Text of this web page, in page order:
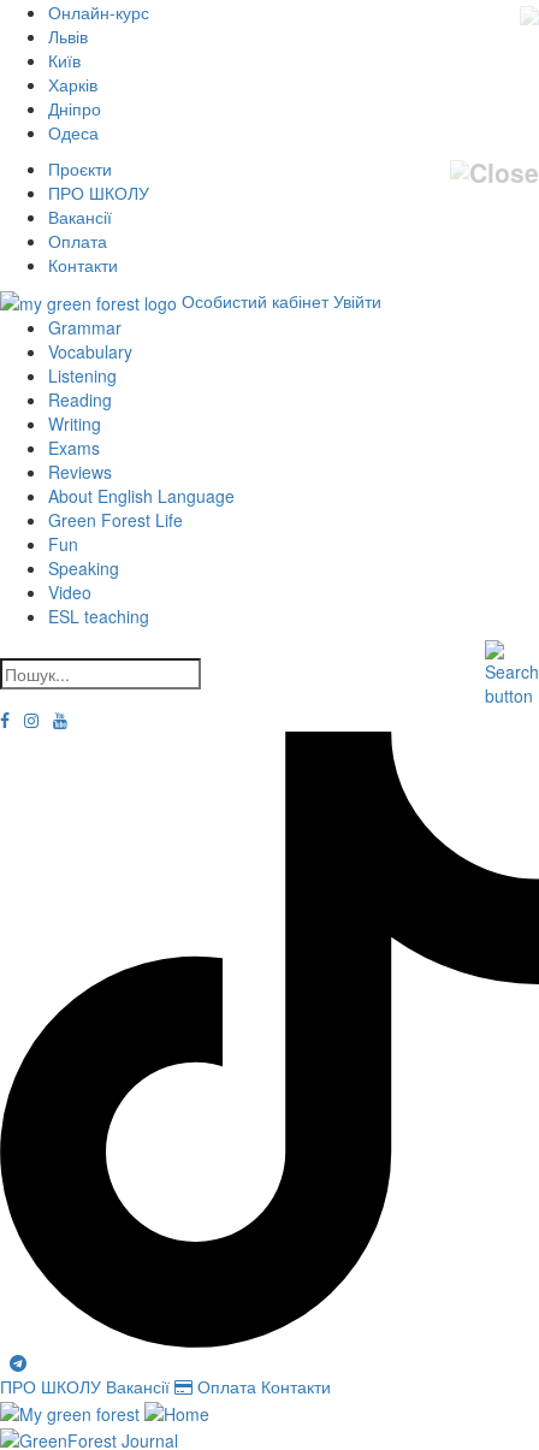
Онлайн-курс
Львів
Київ
Харків
Дніпро
Одеса
Проєкти
ПРО ШКОЛУ
Вакансії
Оплата
Контакти
Особистий кабінет Увійти
Grammar
Vocabulary
Listening
Reading
Writing
Exams
Reviews
About English Language
Green Forest Life
Fun
Speaking
Video
ESL teaching
ПРО ШКОЛУ Вакансії Оплата Контакти